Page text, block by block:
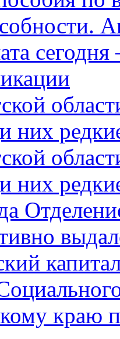
них
них
краю